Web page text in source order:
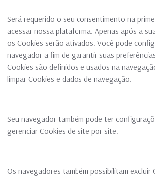
Será requerido o seu consentimento na
acessar nossa plataforma. Apenas após a
os Cookies serão ativados. Você pode
navegador a fim de garantir suas
Cookies são definidos e usados na
limpar Cookies e dados de navegação.
Seu navegador também pode ter
gerenciar Cookies de site por site.
Os navegadores também possibilitam excluir